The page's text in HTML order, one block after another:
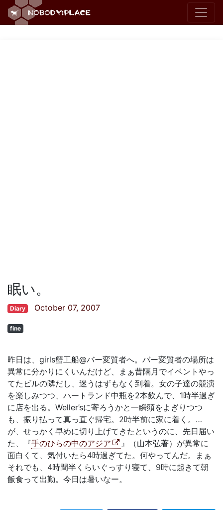
眠い。
Diary October 07, 2007
fine
昨日は、girls蟹工船@バー変質者へ。バー変質者の場所は
異常に分かりにくいんだけど、まぁ昔隔月でイベントやっ
てたビルの隣だし、迷うはずもなく到着。女の子達の競演
を楽しみつつ、ハートランド中瓶を2本飲んで、1時半過ぎ
に店を出る。Weller’sに寄ろうかと一瞬頭をよぎりつつ
も、振り払って真っ直ぐ帰宅。2時半前に家に着く。…
が、せっかく早めに切り上げてきたというのに、先日届い
た、『手のひらの中のアジア
』（山本弘著）が異常に
面白くて、気付いたら4時過ぎてた。何やってんだ。まぁ
それでも、4時間半くらいぐっすり寝て、9時に起きて朝
飯食って出勤。今日は暑いなー。